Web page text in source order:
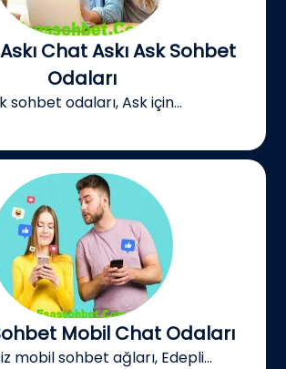
Chat Askı Ask Sohbet
Odaları
sohbet odaları, Ask için...
Mobil Chat Odaları
mobil sohbet ağları, Edepli...